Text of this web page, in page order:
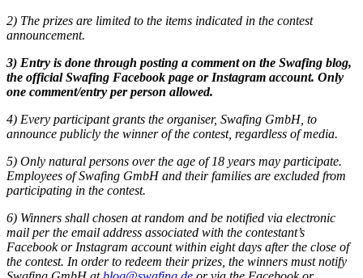
2) The prizes are limited to the items indicated in the contest
announcement.
3) Entry is done through posting a comment on the Swafing blog,
the official Swafing Facebook page or Instagram account. Only
one comment/entry per person allowed.
4) Every participant grants the organiser, Swafing GmbH, to
announce publicly the winner of the contest, regardless of media.
5) Only natural persons over the age of 18 years may participate.
Employees of Swafing GmbH and their families are excluded from
participating in the contest.
6) Winners shall chosen at random and be notified via electronic
mail per the email address associated with the contestant’s
Facebook or Instagram account within eight days after the close of
the contest. In order to redeem their prizes, the winners must notify